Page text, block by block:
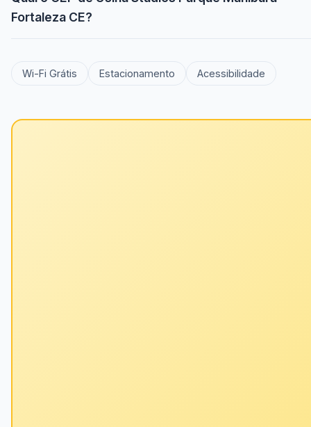
Fortaleza CE?
Wi-Fi Grátis Estacionamento Acessibilidade